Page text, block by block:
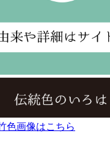
色画像はこちら